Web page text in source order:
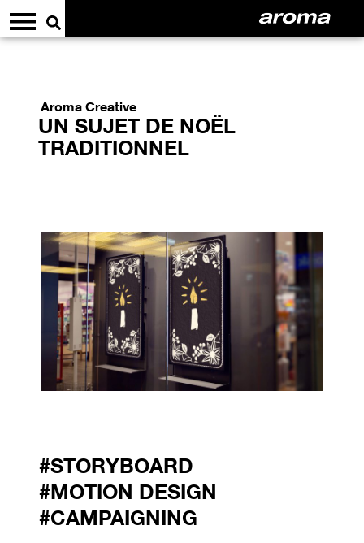
Aroma Creative
UN SUJET DE NOËL
TRADITIONNEL
#STORYBOARD
#MOTION DESIGN
#CAMPAIGNING